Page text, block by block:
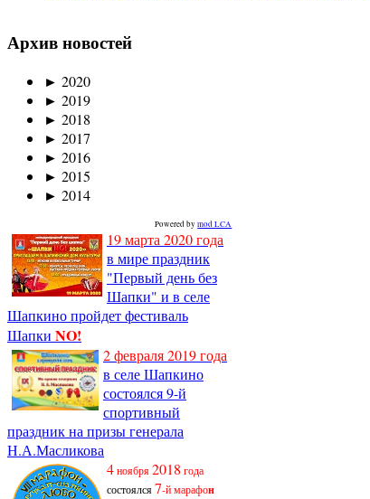
Архив новостей
► 2020
► 2019
► 2018
► 2017
► 2016
► 2015
► 2014
Powered bymod LCA
19 марта 2020 года
в мире праздник
"Первый день без
Шапки" и в селе
Шапкино пройдет фестиваль
Шапки NO!
2 февраля 2019 года
в селе Шапкино
состоялся 9-й
спортивный
праздник на призы генерала
Н.А.Масликова
4ноября2018 года
состоялся7-й марафон